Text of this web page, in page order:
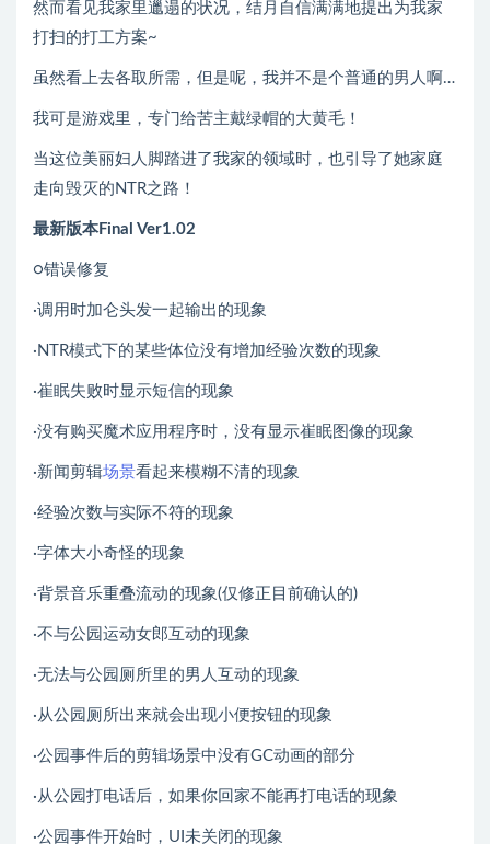
然而看见我家里邋遢的状况，结月自信满满地提出为我家
打扫的打工方案~
虽然看上去各取所需，但是呢，我并不是个普通的男人啊…
我可是游戏里，专门给苦主戴绿帽的大黄毛！
当这位美丽妇人脚踏进了我家的领域时，也引导了她家庭
走向毁灭的NTR之路！
最新版本Final Ver1.02
○错误修复
·调用时加仑头发一起输出的现象
·NTR模式下的某些体位没有增加经验次数的现象
·崔眠失败时显示短信的现象
·没有购买魔术应用程序时，没有显示崔眠图像的现象
·新闻剪辑场景看起来模糊不清的现象
·经验次数与实际不符的现象
·字体大小奇怪的现象
·背景音乐重叠流动的现象(仅修正目前确认的)
·不与公园运动女郎互动的现象
·无法与公园厕所里的男人互动的现象
·从公园厕所出来就会出现小便按钮的现象
·公园事件后的剪辑场景中没有GC动画的部分
·从公园打电话后，如果你回家不能再打电话的现象
·公园事件开始时，UI未关闭的现象